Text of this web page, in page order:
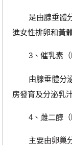
是由腺垂體分
進女性排卵和黃
3、催乳素（
由腺垂體分泌
房發育及分泌乳
4、雌二醇（
主要由卵巢分